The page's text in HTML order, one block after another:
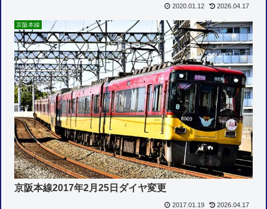
2020.01.12 2026.04.17
京阪本線
京阪本線2017年2月25日ダイヤ変更
2017.01.19 2026.04.17